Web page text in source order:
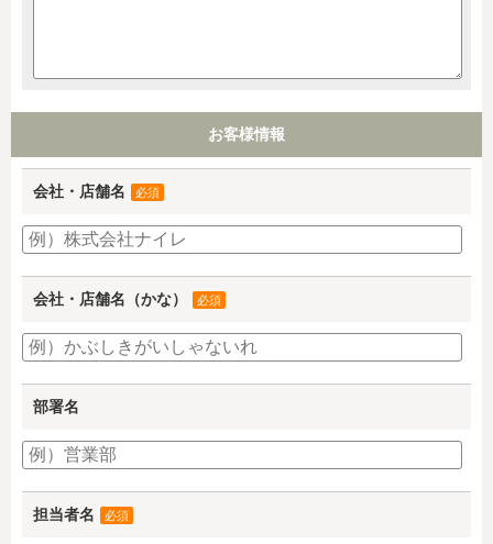
お客様情報
会社・店舗名 必須
会社・店舗名（かな） 必須
部署名
担当者名 必須